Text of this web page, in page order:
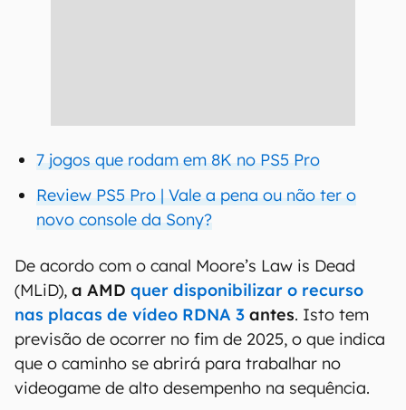
7 jogos que rodam em 8K no PS5 Pro
Review PS5 Pro | Vale a pena ou não ter o
novo console da Sony?
De acordo com o canal Moore’s Law is Dead
(MLiD), a AMD quer disponibilizar o recurso
nas placas de vídeo RDNA 3 antes. Isto tem
previsão de ocorrer no fim de 2025, o que indica
que o caminho se abrirá para trabalhar no
videogame de alto desempenho na sequência.